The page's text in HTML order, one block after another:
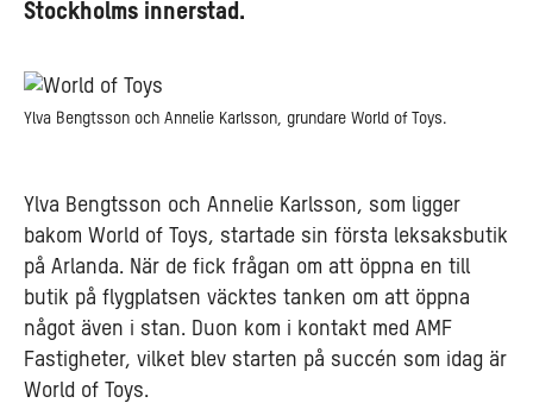
Stockholms innerstad.
Ylva Bengtsson och Annelie Karlsson, grundare World of Toys.
Ylva Bengtsson och Annelie Karlsson, som ligger
bakom World of Toys, startade sin första leksaksbutik
på Arlanda. När de fick frågan om att öppna en till
butik på flygplatsen väcktes tanken om att öppna
något även i stan. Duon kom i kontakt med AMF
Fastigheter, vilket blev starten på succén som idag är
World of Toys.